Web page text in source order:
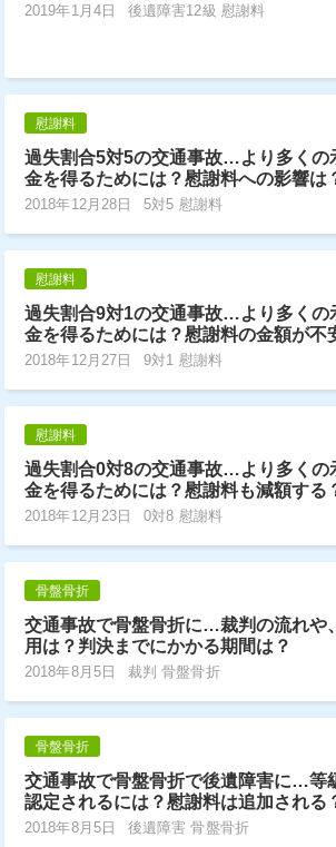
2019年1月4日 後遺障害12級 慰謝料
慰謝料
過失割合5対5の交通事故…より多くの
金を得るためには？慰謝料への影響は
2018年12月28日 5対5 慰謝料
慰謝料
過失割合9対1の交通事故…より多くの
金を得るためには？慰謝料の金額が
2018年12月27日 9対1 慰謝料
慰謝料
過失割合0対8の交通事故…より多くの
金を得るためには？慰謝料も減額する
2018年12月23日 0対8 慰謝料
骨盤骨折
交通事故で骨盤骨折に…裁判の流れや
用は？判決までにかかる期間は？
2018年8月5日 裁判 骨盤骨折
骨盤骨折
交通事故で骨盤骨折で後遺障害に…等
認定されるには？慰謝料は追加される
2018年8月5日 後遺障害 骨盤骨折